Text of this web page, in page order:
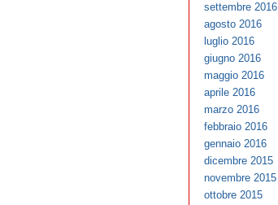
settembre 2016
agosto 2016
luglio 2016
giugno 2016
maggio 2016
aprile 2016
marzo 2016
febbraio 2016
gennaio 2016
dicembre 2015
novembre 2015
ottobre 2015